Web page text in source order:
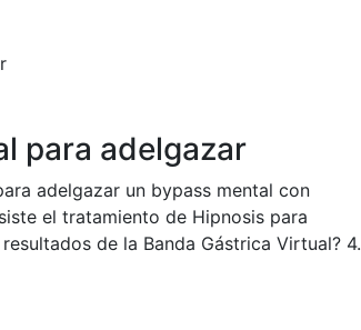
para adelgazar
adelgazar un bypass mental con
el tratamiento de Hipnosis para
de la Banda Gástrica Virtual? 4.